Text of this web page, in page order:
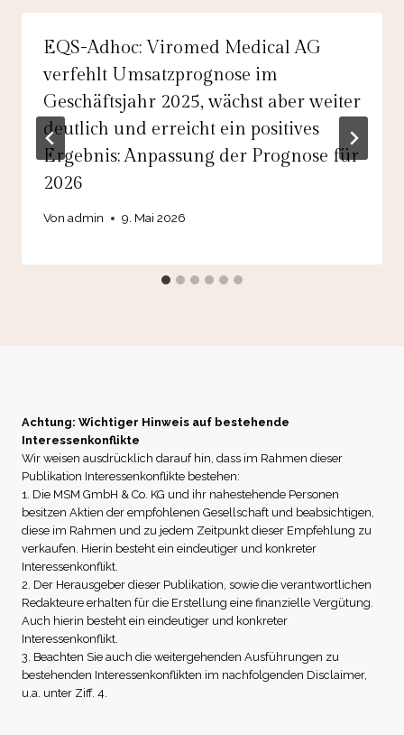
EQS-Adhoc: Viromed Medical AG
verfehlt Umsatzprognose im
Geschäftsjahr 2025, wächst aber weiter
deutlich und erreicht ein positives
Ergebnis; Anpassung der Prognose für
2026
Von admin 9. Mai 2026
Achtung: Wichtiger Hinweis auf bestehende
Interessenkonflikte
Wir weisen ausdrücklich darauf hin, dass im Rahmen dieser
Publikation Interessenkonflikte bestehen:
1. Die MSM GmbH & Co. KG und ihr nahestehende Personen
besitzen Aktien der empfohlenen Gesellschaft und beabsichtigen,
diese im Rahmen und zu jedem Zeitpunkt dieser Empfehlung zu
verkaufen. Hierin besteht ein eindeutiger und konkreter
Interessenkonflikt.
2. Der Herausgeber dieser Publikation, sowie die verantwortlichen
Redakteure erhalten für die Erstellung eine finanzielle Vergütung.
Auch hierin besteht ein eindeutiger und konkreter
Interessenkonflikt.
3. Beachten Sie auch die weitergehenden Ausführungen zu
bestehenden Interessenkonflikten im nachfolgenden Disclaimer,
u.a. unter Ziff. 4.